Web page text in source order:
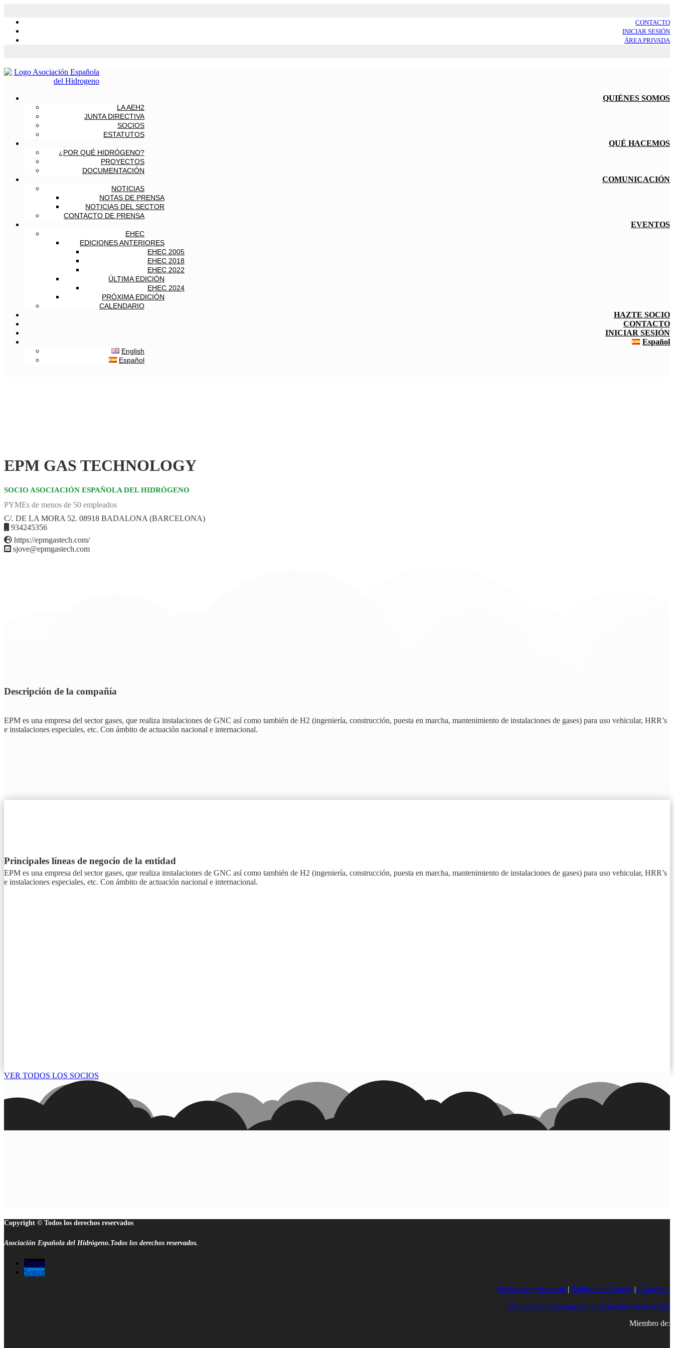
CONTACTO
INICIAR SESIÓN
ÁREA PRIVADA
QUIÉNES SOMOS
LA AEH2
JUNTA DIRECTIVA
SOCIOS
ESTATUTOS
QUÉ HACEMOS
¿POR QUÉ HIDRÓGENO?
PROYECTOS
DOCUMENTACIÓN
COMUNICACIÓN
NOTICIAS
NOTAS DE PRENSA
NOTICIAS DEL SECTOR
CONTACTO DE PRENSA
EVENTOS
EHEC
EDICIONES ANTERIORES
EHEC 2005
EHEC 2018
EHEC 2022
ÚLTIMA EDICIÓN
EHEC 2024
PRÓXIMA EDICIÓN
CALENDARIO
HAZTE SOCIO
CONTACTO
INICIAR SESIÓN
Español
English
Español
EPM GAS TECHNOLOGY
SOCIO ASOCIACIÓN ESPAÑOLA DEL HIDRÓGENO
PYMEs de menos de 50 empleados
C/. DE LA MORA 52. 08918 BADALONA (BARCELONA)
934245356
https://epmgastech.com/
sjove@epmgastech.com
Descripción de la compañía
EPM es una empresa del sector gases, que realiza instalaciones de GNC así como también de H2 (ingeniería, construcción, puesta en marcha, mantenimiento de instalaciones de gases) para uso vehicular, HRR’s
e instalaciones especiales, etc. Con ámbito de actuación nacional e internacional.
Principales líneas de negocio de la entidad
EPM es una empresa del sector gases, que realiza instalaciones de GNC así como también de H2 (ingeniería, construcción, puesta en marcha, mantenimiento de instalaciones de gases) para uso vehicular, HRR’s
e instalaciones especiales, etc. Con ámbito de actuación nacional e internacional.
VER TODOS LOS SOCIOS
Copyright © Todos los derechos reservados
Asociación Española del Hidrógeno.Todos los derechos reservados.
Seguir
Seguir
Política de privacidad | Política de Cookies | Contacto |
Uso público de la imagen y del nombre de la AeH2
Miembro de: